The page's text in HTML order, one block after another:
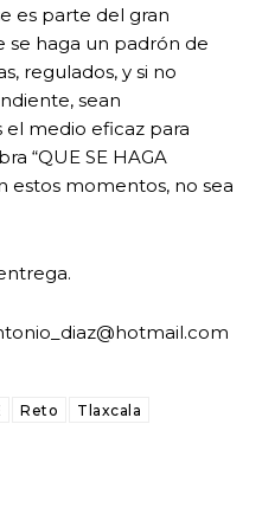
es parte del gran
se haga un padrón de
regulados, y si no
sean
el medio eficaz para
“QUE SE HAGA
estos momentos, no sea
Reto Tlaxcala